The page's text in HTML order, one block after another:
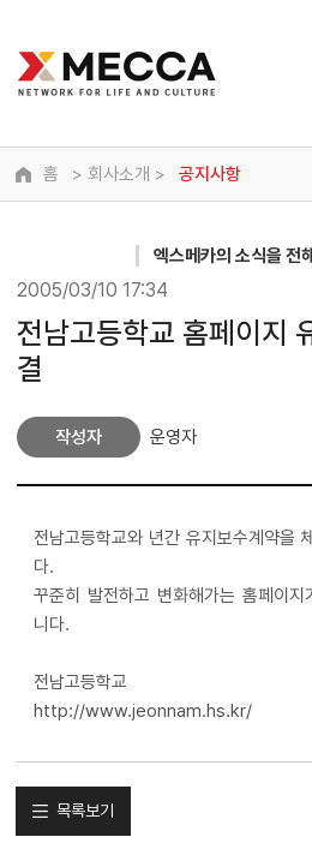
홈 > 회사소개 > 공지사항
엑스메카의 소식을 전
2005/03/10 17:34
전남고등학교 홈페이지
결
작성자 운영자
전남고등학교와 년간 유지보수계약을
다.
꾸준히 발전하고 변화해가는 홈페이
니다.
전남고등학교
http://www.jeonnam.hs.kr/
목록보기